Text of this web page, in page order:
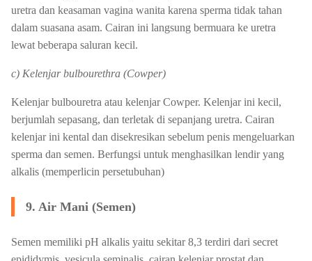
uretra dan keasaman vagina wanita karena sperma tidak tahan
dalam suasana asam. Cairan ini langsung bermuara ke uretra
lewat beberapa saluran kecil.
c) Kelenjar bulbourethra (Cowper)
Kelenjar bulbouretra atau kelenjar Cowper. Kelenjar ini kecil,
berjumlah sepasang, dan terletak di sepanjang uretra. Cairan
kelenjar ini kental dan disekresikan sebelum penis mengeluarkan
sperma dan semen. Berfungsi untuk menghasilkan lendir yang
alkalis (memperlicin persetubuhan)
9. Air Mani (Semen)
Semen memiliki pH alkalis yaitu sekitar 8,3 terdiri dari secret